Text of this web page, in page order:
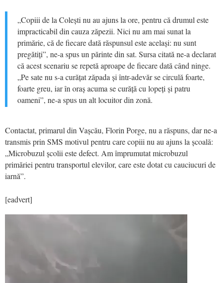
„Copiii de la Colești nu au ajuns la ore, pentru că drumul este
impracticabil din cauza zăpezii. Nici nu am mai sunat la
primărie, că de fiecare dată răspunsul este același: nu sunt
pregătiți”, ne-a spus un părinte din sat. Sursa citată ne-a declarat
că acest scenariu se repetă aproape de fiecare dată când ninge.
„Pe sate nu s-a curățat zăpada și într-adevăr se circulă foarte,
foarte greu, iar în oraș acuma se curăță cu lopeți și patru
oameni”, ne-a spus un alt locuitor din zonă.
Contactat, primarul din Vașcău, Florin Porge, nu a răspuns, dar ne-a
transmis prin SMS motivul pentru care copiii nu au ajuns la școală:
„Microbuzul școlii este defect. Am împrumutat microbuzul
primăriei pentru transportul elevilor, care este dotat cu cauciucuri de
iarnă”.
[eadvert]